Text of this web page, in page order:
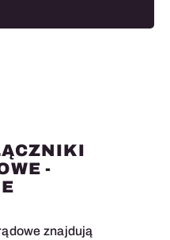
-
znajdują